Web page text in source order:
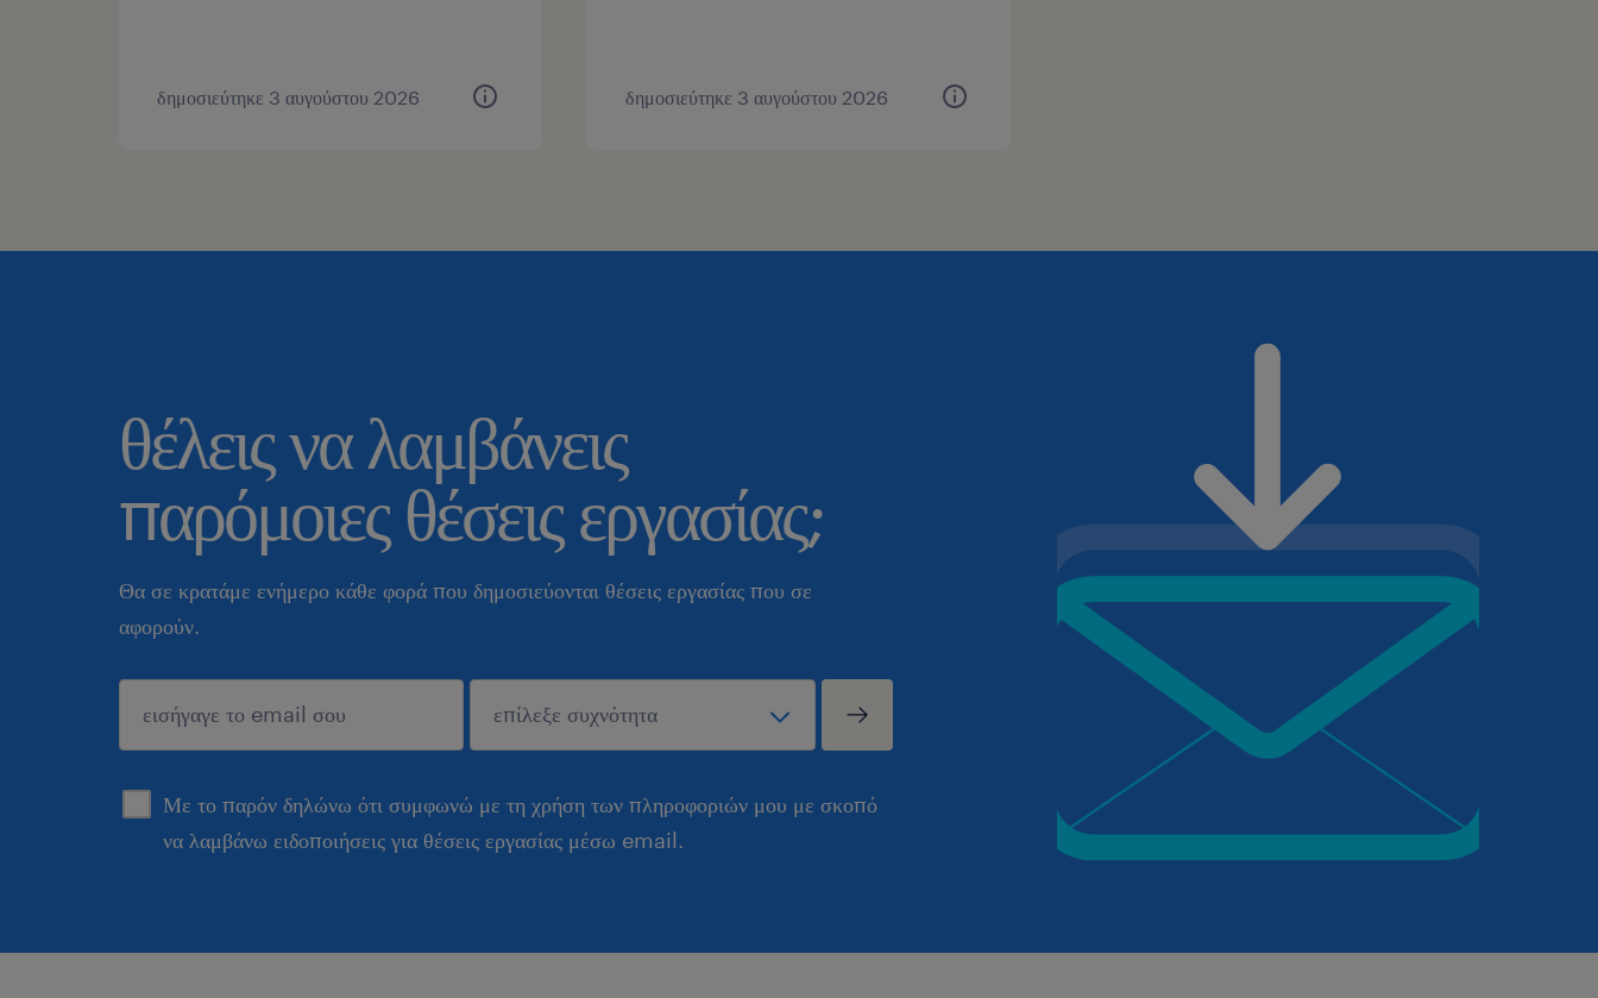
δημοσιεύτηκε 3 αυγούστου 2026 δημοσιεύτηκε 3 αυγούστου 2026
θέλεις να λαμβάνεις
παρόμοιες θέσεις εργασίας;
Θα σε κρατάμε ενήμερο κάθε φορά που δημοσιεύονται θέσεις εργασίας που σε
αφορούν.
Με το παρόν δηλώνω ότι συμφωνώ με τη χρήση των πληροφοριών μου με σκοπό
να λαμβάνω ειδοποιήσεις για θέσεις εργασίας μέσω email.
sυποβολή